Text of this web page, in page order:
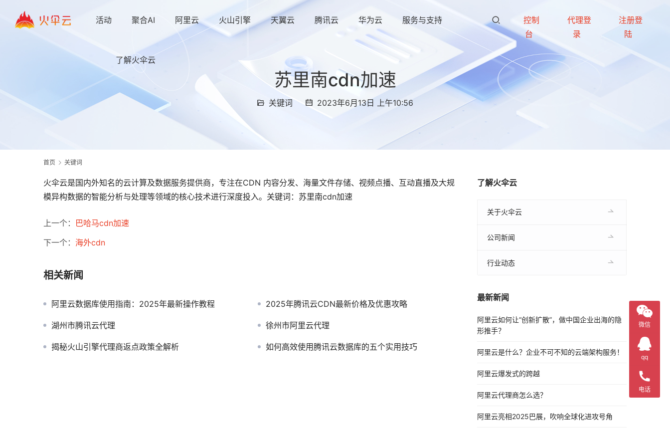
活动 聚合AI 阿里云 火山引擎 天翼云 腾讯云 华为云 服务与支持
了解火伞云
控制
台
代理登
录
注册登
陆
苏里南cdn加速
关键词 2023年6月13日 上午10:56
首页 关键词
火伞云是国内外知名的云计算及数据服务提供商，专注在CDN 内容分发、海量文件存储、视频点播、互动直播及大规
模异构数据的智能分析与处理等领域的核心技术进行深度投入。关键词：苏里南cdn加速
上一个： 巴哈马cdn加速
下一个： 海外cdn
相关新闻
阿里云数据库使用指南：2025年最新操作教程 2025年腾讯云CDN最新价格及优惠攻略
湖州市腾讯云代理 徐州市阿里云代理
揭秘火山引擎代理商返点政策全解析 如何高效使用腾讯云数据库的五个实用技巧
了解火伞云
关于火伞云
公司新闻
行业动态
最新新闻
阿里云如何让“创新扩散”，做中国企业出海的隐
形推手？
阿里云是什么？企业不可不知的云端架构服务！
阿里云爆发式的跨越
阿里云代理商怎么选？
阿里云亮相2025巴展，吹响全球化进攻号角
微信
qq
电话